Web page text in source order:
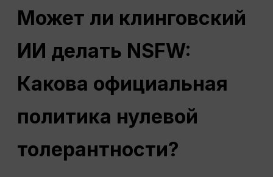
Может ли клинговский
ИИ делать NSFW:
Какова официальная
политика нулевой
толерантности?